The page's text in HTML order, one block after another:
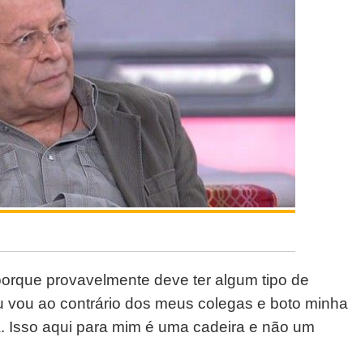
provavelmente deve ter algum tipo de
ao contrário dos meus colegas e boto minha
aqui para mim é uma cadeira e não um